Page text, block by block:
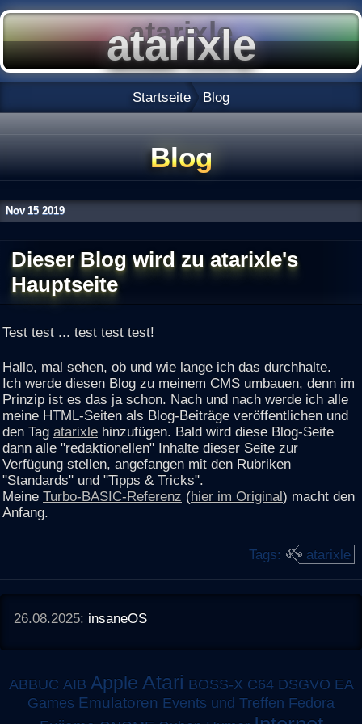
Startseite Blog
Blog
Nov 15 2019
Dieser Blog wird zu atarixle's
Hauptseite
Test test ... test test test!
Hallo, mal sehen, ob und wie lange ich das durchhalte.
Ich werde diesen Blog zu meinem CMS umbauen, denn im
Prinzip ist es das ja schon. Nach und nach werde ich alle
meine HTML-Seiten als Blog-Beiträge veröffentlichen und
den Tag atarixle hinzufügen. Bald wird diese Blog-Seite
dann alle "redaktionellen" Inhalte dieser Seite zur
Verfügung stellen, angefangen mit den Rubriken
"Standards" und "Tipps & Tricks".
Meine Turbo-BASIC-Referenz (hier im Original) macht den
Anfang.
Tags: atarixle
26.08.2025: insaneOS
ABBUC AIB Apple Atari BOSS-X C64 DSGVO EA
Games Emulatoren Events und Treffen Fedora